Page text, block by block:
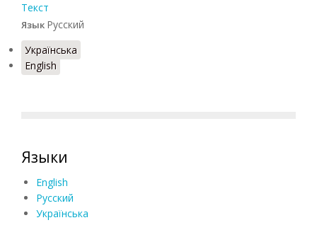
Текст
Язык Русский
Українська
English
Языки
English
Русский
Українська